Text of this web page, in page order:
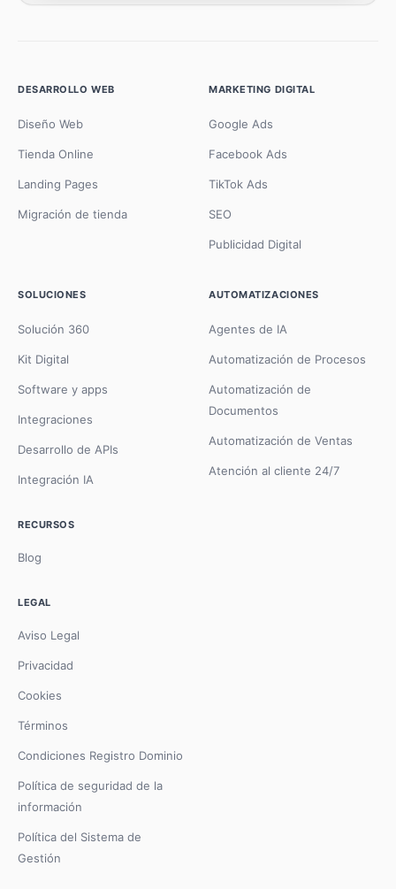
DESARROLLO WEB
Diseño Web
Tienda Online
Landing Pages
Migración de tienda
MARKETING DIGITAL
Google Ads
Facebook Ads
TikTok Ads
SEO
Publicidad Digital
SOLUCIONES
Solución 360
Kit Digital
Software y apps
Integraciones
Desarrollo de APIs
Integración IA
AUTOMATIZACIONES
Agentes de IA
Automatización de Procesos
Automatización de
Documentos
Automatización de Ventas
Atención al cliente 24/7
RECURSOS
Blog
LEGAL
Aviso Legal
Privacidad
Cookies
Términos
Condiciones Registro Dominio
Política de seguridad de la
información
Política del Sistema de
Gestión